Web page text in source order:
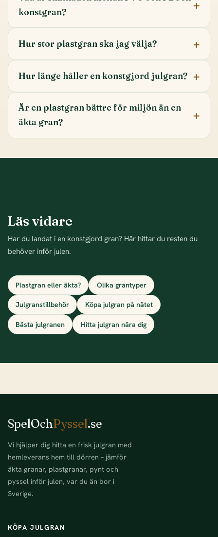
konstgran?
Hur stor plastgran ska jag välja?
Hur länge håller en konstgjord julgran?
Är en plastgran bättre för miljön än en
äkta gran?
Läs vidare
Har du landat i en konstgjord gran? Här hittar du resten du
behöver inför julen.
Plastgran eller äkta? Olika grantyper
Julgranstillbehör Köpa julgran på nätet
Bästa julgranen Hitta julgran nära dig
SpelOchPyssel.se
Vi hjälper dig hitta en frisk julgran med
hemleverans hem till dörren – jämför
äkta granar, plastgranar, pynt och
pyssel inför julen, var du än bor i
Sverige.
KÖPA JULGRAN